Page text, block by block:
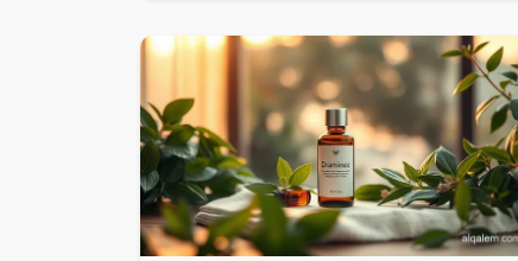
فيها العطاء والرعاية الأبوية، تشعرنا